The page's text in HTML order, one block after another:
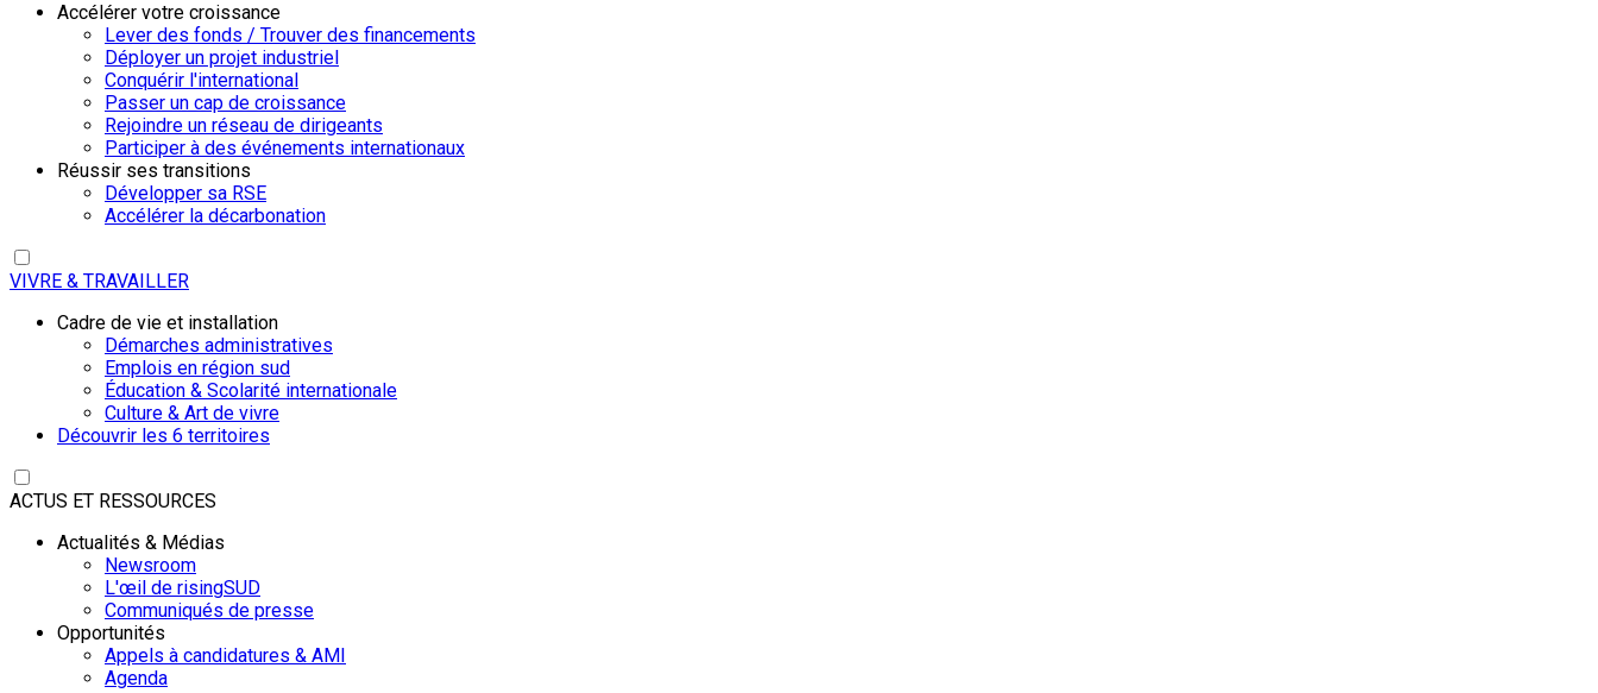
Accélérer votre croissance
Lever des fonds / Trouver des financements
Déployer un projet industriel
Conquérir l'international
Passer un cap de croissance
Rejoindre un réseau de dirigeants
Participer à des événements internationaux
Réussir ses transitions
Développer sa RSE
Accélérer la décarbonation
VIVRE & TRAVAILLER
Cadre de vie et installation
Démarches administratives
Emplois en région sud
Éducation & Scolarité internationale
Culture & Art de vivre
Découvrir les 6 territoires
ACTUS ET RESSOURCES
Actualités & Médias
Newsroom
L'œil de risingSUD
Communiqués de presse
Opportunités
Appels à candidatures & AMI
Agenda